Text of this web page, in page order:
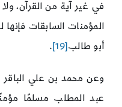
في غير آية من القرآن،
المؤمنات السابقات
أبو طالب [19]
.
وعن محمد بن علي
عبد المطلب مسلمًا